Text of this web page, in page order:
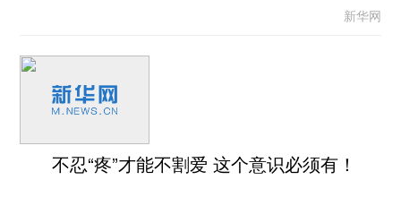
新华网
不忍“疼”才能不割爱 这个意识必须有！